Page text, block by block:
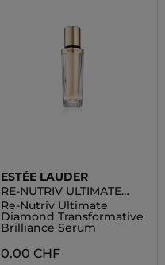
ESTÉE LAUDER
RE-NUTRIV ULTIMATE
DIAMOND
Re-Nutriv Ultimate
Diamond Transformative
Brilliance Serum
0.00 CHF